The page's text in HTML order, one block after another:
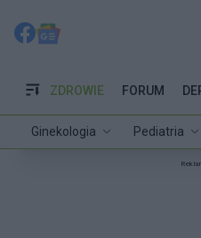
ZDROWIE
Ginekologia Pediatria
FORUM